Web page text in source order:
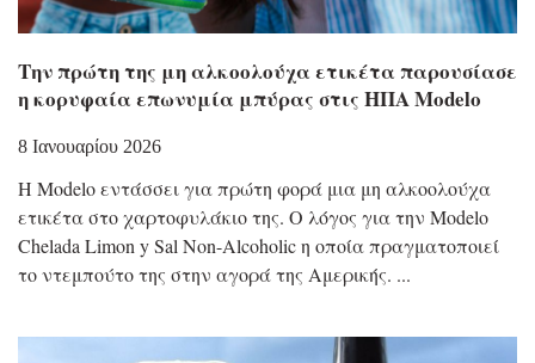
Την πρώτη της μη αλκοολούχα ετικέτα παρουσίασε
η κορυφαία επωνυμία μπύρας στις ΗΠΑ Modelo
8 Ιανουαρίου 2026
Η Modelo εντάσσει για πρώτη φορά μια μη αλκοολούχα
ετικέτα στο χαρτοφυλάκιο της. Ο λόγος για την Modelo
Chelada Limon y Sal Non-Alcoholic η οποία πραγματοποιεί
το ντεμπούτο της στην αγορά της Αμερικής.